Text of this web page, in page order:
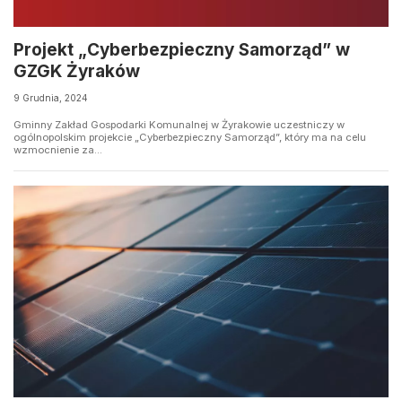
Projekt „Cyberbezpieczny Samorząd” w
GZGK Żyraków
9 Grudnia, 2024
Gminny Zakład Gospodarki Komunalnej w Żyrakowie uczestniczy w
ogólnopolskim projekcie „Cyberbezpieczny Samorząd”, który ma na celu
wzmocnienie za...